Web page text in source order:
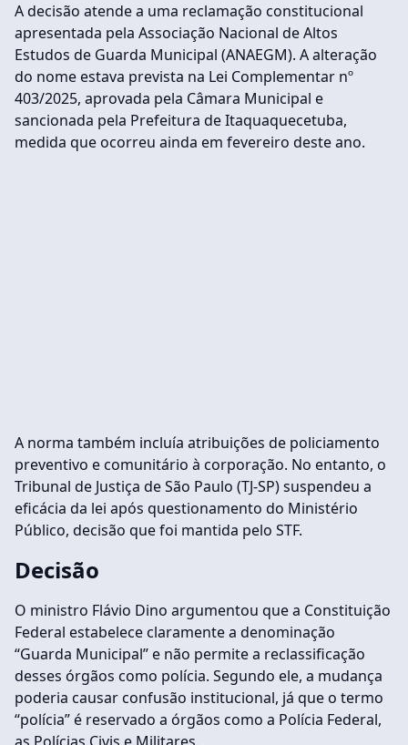
A decisão atende a uma reclamação constitucional
apresentada pela Associação Nacional de Altos
Estudos de Guarda Municipal (ANAEGM). A alteração
do nome estava prevista na Lei Complementar nº
403/2025, aprovada pela Câmara Municipal e
sancionada pela Prefeitura de Itaquaquecetuba,
medida que ocorreu ainda em fevereiro deste ano.
A norma também incluía atribuições de policiamento
preventivo e comunitário à corporação. No entanto, o
Tribunal de Justiça de São Paulo (TJ-SP) suspendeu a
eficácia da lei após questionamento do Ministério
Público, decisão que foi mantida pelo STF.
Decisão
O ministro Flávio Dino argumentou que a Constituição
Federal estabelece claramente a denominação
“Guarda Municipal” e não permite a reclassificação
desses órgãos como polícia. Segundo ele, a mudança
poderia causar confusão institucional, já que o termo
“polícia” é reservado a órgãos como a Polícia Federal,